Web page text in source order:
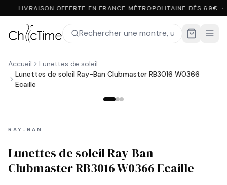
LIVRAISON OFFERTE EN FRANCE MÉTROPOLITAINE DÈS 69€
Accueil
Lunettes de soleil
Lunettes de soleil Ray-Ban Clubmaster RB3016 W0366
Ecaille
RAY-BAN
Lunettes de soleil Ray-Ban
Clubmaster RB3016 W0366 Ecaille